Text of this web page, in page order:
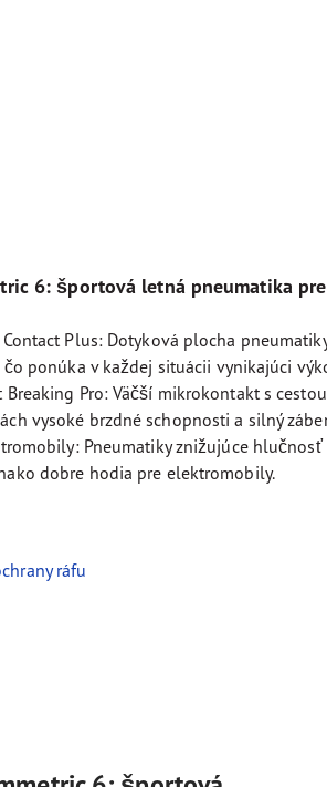
6: športová letná pneumatika
Plus: Dotyková plocha
čo ponúka v každej situácii vynikajúci
Breaking Pro: Väčší mikrokontakt s
vysoké brzdné schopnosti a silný
Pneumatiky znižujúce
dobre hodia pre elektromobily.
ráfu